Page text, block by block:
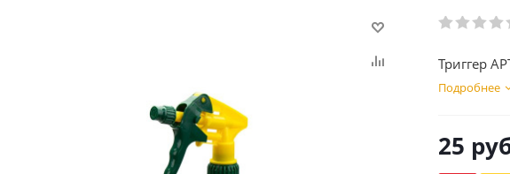
Триггер
Подробнее
25